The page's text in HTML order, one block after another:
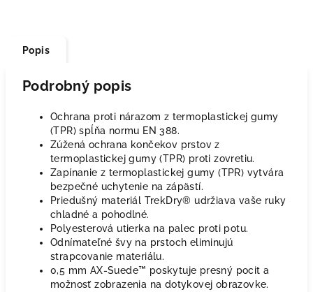
Popis
Podrobný popis
Ochrana proti nárazom z termoplastickej gumy
(TPR) spĺňa normu EN 388.
Zúžená ochrana končekov prstov z
termoplastickej gumy (TPR) proti zovretiu.
Zapínanie z termoplastickej gumy (TPR) vytvára
bezpečné uchytenie na zápästí.
Priedušný materiál TrekDry® udržiava vaše ruky
chladné a pohodlné.
Polyesterová utierka na palec proti potu.
Odnímateľné švy na prstoch eliminujú
strapcovanie materiálu.
0,5 mm AX-Suede™ poskytuje presný pocit a
možnosť zobrazenia na dotykovej obrazovke.